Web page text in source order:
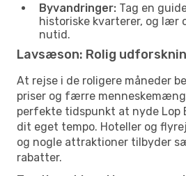
Byvandringer: Tag en
historiske kvarterer, og lær
nutid.
Lavsæson: Rolig
At rejse i de roligere måneder
priser og færre
perfekte tidspunkt at nyde Lop
dit eget tempo. Hoteller og
og nogle attraktioner tilbyder
rabatter.